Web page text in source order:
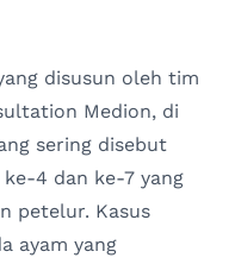
disusun oleh tim
Medion, di
sering disebut
4 dan ke-7 yang
petelur. Kasus
ayam yang